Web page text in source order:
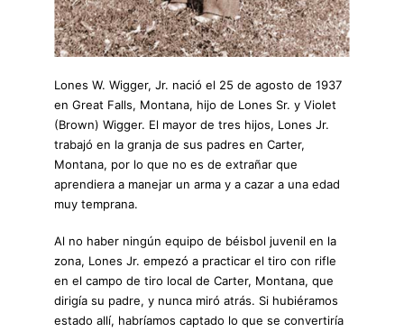
Lones W. Wigger, Jr. nació el 25 de agosto de 1937
en Great Falls, Montana, hijo de Lones Sr. y Violet
(Brown) Wigger. El mayor de tres hijos, Lones Jr.
trabajó en la granja de sus padres en Carter,
Montana, por lo que no es de extrañar que
aprendiera a manejar un arma y a cazar a una edad
muy temprana.
Al no haber ningún equipo de béisbol juvenil en la
zona, Lones Jr. empezó a practicar el tiro con rifle
en el campo de tiro local de Carter, Montana, que
dirigía su padre, y nunca miró atrás. Si hubiéramos
estado allí, habríamos captado lo que se convertiría